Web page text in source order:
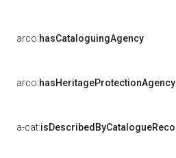
arco:hasCataloguingAgency
arco:hasHeritageProtectionAgency
a-cat: